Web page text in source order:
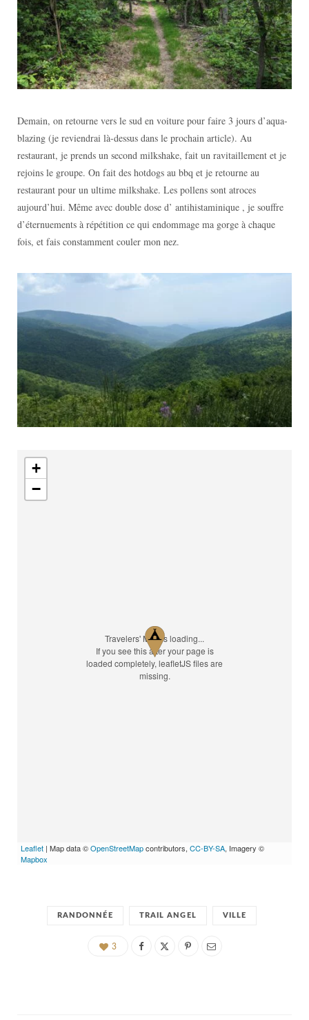
Demain, on retourne vers le sud en voiture pour faire 3 jours d’aqua-
blazing (je reviendrai là-dessus dans le prochain article). Au
restaurant, je prends un second milkshake, fait un ravitaillement et je
rejoins le groupe. On fait des hotdogs au bbq et je retourne au
restaurant pour un ultime milkshake. Les pollens sont atroces
aujourd’hui. Même avec double dose d’ antihistaminique , je souffre
d’éternuements à répétition ce qui endommage ma gorge à chaque
fois, et fais constamment couler mon nez.
Travelers' Map is loading...
If you see this after your page is
loaded completely, leafletJS files are
missing.
+
−
Leaflet | Map data ©OpenStreetMapcontributors, CC-BY-SA, Imagery ©
Mapbox
RANDONNÉE TRAIL ANGEL VILLE
3